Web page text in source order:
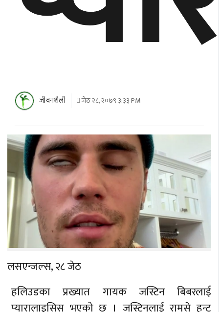
जीवनशैली जेठ २८, २०७९ ३:३३ PM
लसएन्जल्स, २८ जेठ
हलिउडका प्रख्यात गायक जस्टिन बिबरलाई